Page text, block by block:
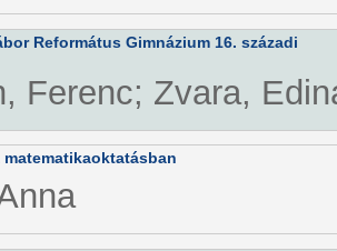
Református Gimnázium 16. századi
Ferenc; Zvara,
matematikaoktatásban